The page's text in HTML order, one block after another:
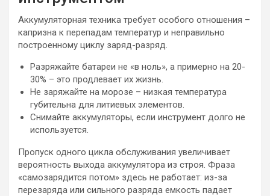
Аккумуляторная техника требует особого отношения –
капризна к перепадам температур и неправильно
построенному циклу заряд-разряд.
Разряжайте батареи не «в ноль», а примерно на 20-
30% – это продлевает их жизнь.
Не заряжайте на морозе – низкая температура
губительна для литиевых элементов.
Снимайте аккумуляторы, если инструмент долго не
используется.
Пропуск одного цикла обслуживания увеличивает
вероятность выхода аккумулятора из строя. Фраза
«самозарядится потом» здесь не работает: из-за
перезаряда или сильного разряда емкость падает